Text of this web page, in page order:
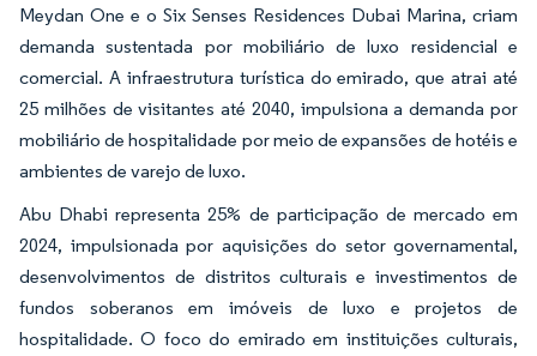
Meydan One e o Six Senses Residences Dubai Marina, criam
demanda sustentada por mobiliário de luxo residencial e
comercial. A infraestrutura turística do emirado, que atrai até
25 milhões de visitantes até 2040, impulsiona a demanda por
mobiliário de hospitalidade por meio de expansões de hotéis e
ambientes de varejo de luxo.
Abu Dhabi representa 25% de participação de mercado em
2024, impulsionada por aquisições do setor governamental,
desenvolvimentos de distritos culturais e investimentos de
fundos soberanos em imóveis de luxo e projetos de
hospitalidade. O foco do emirado em instituições culturais,